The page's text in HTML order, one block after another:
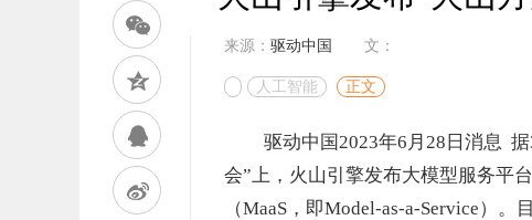
来源： 驱动中国 文：
人工智能 正文
驱动中国2023年6月28日消息
会”上，火山引擎发布大模型服务平
（MaaS，即Model-as-a-Service）